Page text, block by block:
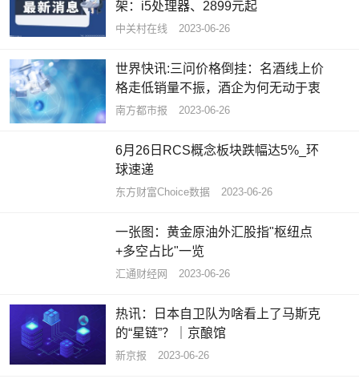
架：i5处理器、2899元起
中关村在线 2023-06-26
世界快讯:三问价格倒挂：名酒线上价
格走低销量不振，酒企为何无动于衷
南方都市报 2023-06-26
6月26日RCS概念板块跌幅达5%_环
球速递
东方财富Choice数据 2023-06-26
一张图：黄金原油外汇股指"枢纽点
+多空占比"一览
汇通财经网 2023-06-26
热讯：日本自卫队为啥看上了马斯克
的“星链”？｜京酿馆
新京报 2023-06-26